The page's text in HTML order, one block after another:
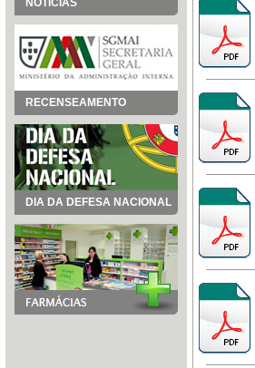
NOTÍCIAS
RECENSEAMENTO
DIA DA DEFESA NACIONAL